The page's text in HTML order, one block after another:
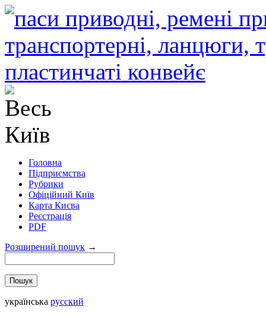
Головна
Підприємства
Рубрики
Офіційний Київ
Карта Києва
Реєстрація
PDF
Розширений пошук →
українська русский